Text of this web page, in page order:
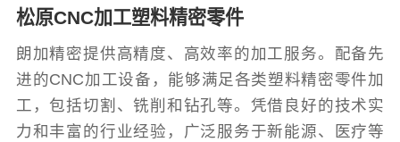
松原CNC加工塑料精密零件
朗加精密提供高精度、高效率的加工服务。配备先
进的CNC加工设备，能够满足各类塑料精密零件加
工，包括切割、铣削和钻孔等。凭借良好的技术实
力和丰富的行业经验，广泛服务于新能源、医疗等